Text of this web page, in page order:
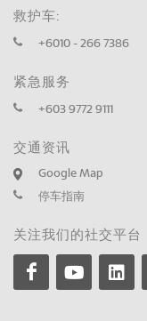
救护车:
+6010 - 266 7386
紧急服务
+603 9772 9111
交通资讯
Google Map
停车指南
关注我们的社交平台